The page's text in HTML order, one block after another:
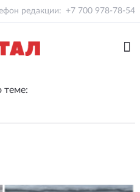
редакции: +7 700 978-78-54
теме: